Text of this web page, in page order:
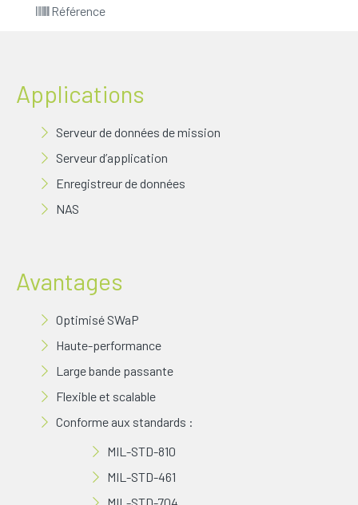
Référence
Applications
Serveur de données de mission
Serveur d’application
Enregistreur de données
NAS
Avantages
Optimisé SWaP
Haute-performance
Large bande passante
Flexible et scalable
Conforme aux standards :
MIL-STD-810
MIL-STD-461